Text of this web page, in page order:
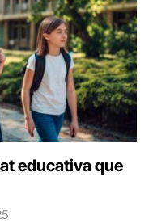
educativa que